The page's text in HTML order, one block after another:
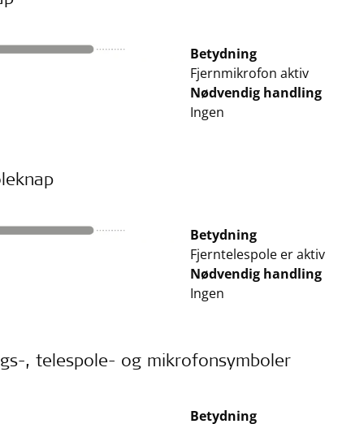
Betydning
Fjernmikrofon aktiv
Nødvendig handling
Ingen
Betydning
Fjerntelespole er aktiv
Nødvendig handling
Ingen
, telespole- og mikrofonsymboler
Betydning